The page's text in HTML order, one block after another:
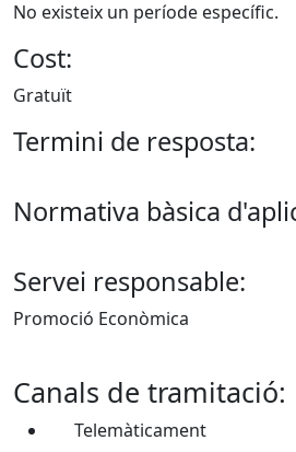
No existeix un període específic.
Cost:
Gratuït
Termini de resposta:
Normativa bàsica
Servei responsable:
Promoció Econòmica
Canals de tramitació:
Telemàticament